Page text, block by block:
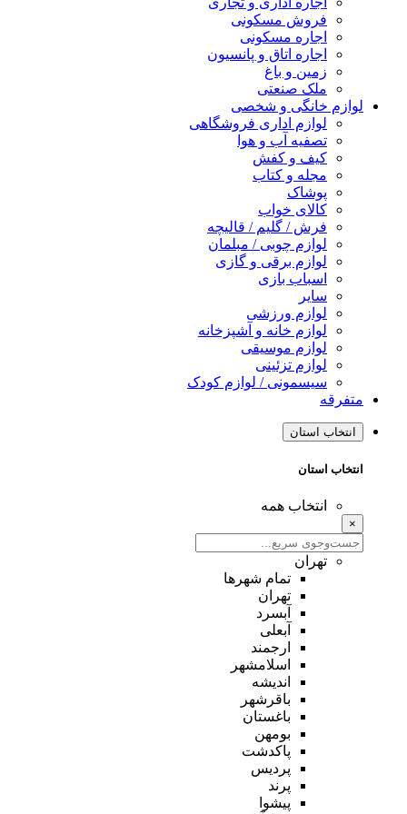
فروش مسکونی
اجاره مسکونی
اجاره اتاق و پانسیون
زمین و باغ
ملک صنعتی
خانگی و شخصی
لوازم اداری فروشگاهی
تصفیه آب و هوا
کیف و کفش
مجله و کتاب
پوشاک
کالای خواب
فرش / گلیم / قالیچه
لوازم چوبی / مبلمان
لوازم برقی و گازی
اسباب بازی
لوازم ورزشی
لوازم خانه و آشپزخانه
لوازم موسیقی
لوازم تزئینی
سیسمونی / لوازم کودک
استان
استان
انتخاب همه
تمام شهر‌ها
اسلامشهر
باقرشهر
باغستان
پاکدشت